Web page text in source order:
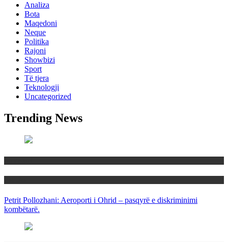
Analiza
Bota
Maqedoni
Neque
Politika
Rajoni
Showbizi
Sport
Të tjera
Teknologji
Uncategorized
Trending News
Petrit Pollozhani: Aeroporti i Ohrid – pasqyrë e diskriminimi
kombëtarë.